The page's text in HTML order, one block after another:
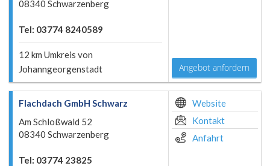
08340 Schwarzenberg
Tel: 03774 8240589
12 km Umkreis von
Johanngeorgenstadt
Angebot anfordern
Flachdach GmbH Schwarz
Am Schloßwald 52
08340 Schwarzenberg
Tel: 03774 23825
Website
Kontakt
Anfahrt